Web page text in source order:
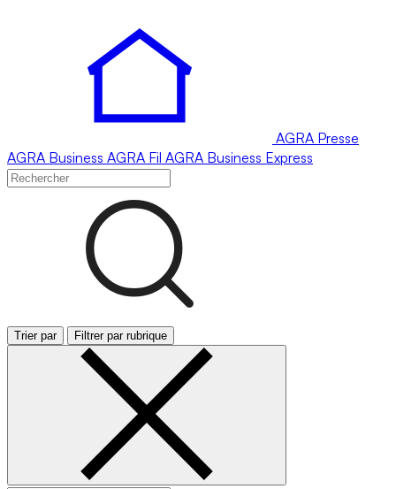
AGRA Presse
AGRA Business AGRA Fil AGRA Business Express
Trier par Filtrer par rubrique